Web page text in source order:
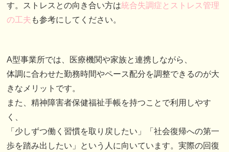
す。ストレスとの向き合い方は統合失調症とストレス管理
の工夫 も参考にしてください。
A型事業所では、医療機関や家族と連携しながら、
体調に合わせた勤務時間やペース配分を調整できるのが大
きなメリットです。
また、精神障害者保健福祉手帳を持つことで利用しやす
く、
「少しずつ働く習慣を取り戻したい」「社会復帰への第一
歩を踏み出したい」という人に向いています。実際の回復